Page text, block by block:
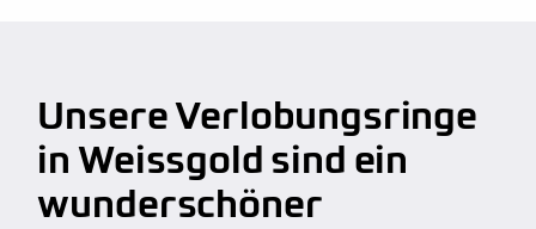
100% Nickelfrei
hoher Qualitätsstandard, unabhängig von dem
Budget
kostenfreie Weitenänderung(verkleinern,
vergrößern)
kostenfreie Aufarbeitung(polieren, mattieren)
Unsere Verlobungsringe
in Weissgold sind ein
wunderschöner